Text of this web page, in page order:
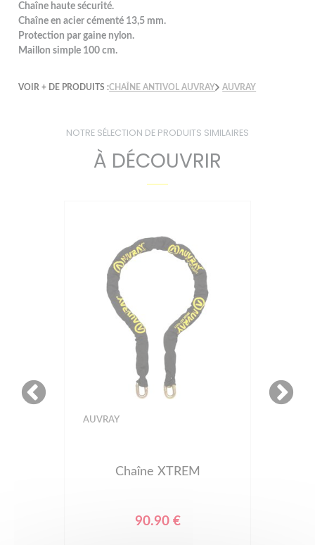
Chaîne haute sécurité.
Chaîne en acier cémenté 13,5 mm.
Protection par gaine nylon.
Maillon simple 100 cm.
VOIR + DE PRODUITS :CHAÎNE ANTIVOL AUVRAY AUVRAY
NOTRE SÉLECTION DE PRODUITS SIMILAIRES
À DÉCOUVRIR
AUVRAY
Chaîne XTREM
90.90 €